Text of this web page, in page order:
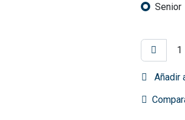
Senior
Añadir